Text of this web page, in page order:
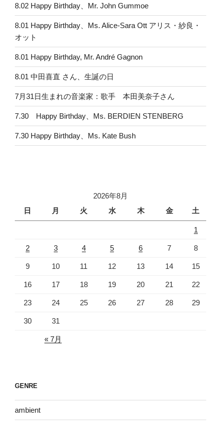
8.02 Happy Birthday、Mr. John Gummoe
8.01 Happy Birthday、Ms. Alice-Sara Ott アリス・紗良・
オット
8.01 Happy Birthday, Mr. André Gagnon
8.01 中田喜直 さん、生誕の日
7月31日生まれの音楽家：歌手 本田美奈子さん
7.30 Happy Birthday、Ms. BERDIEN STENBERG
7.30 Happy Birthday、Ms. Kate Bush
2026年8月
日
月 火 水 木 金 土
1
2 3 4 5 6 7 8
9 10 11 12 13 14 15
16 17 18 19 20 21 22
23 24 25 26 27 28 29
30 31
« 7月
GENRE
ambient